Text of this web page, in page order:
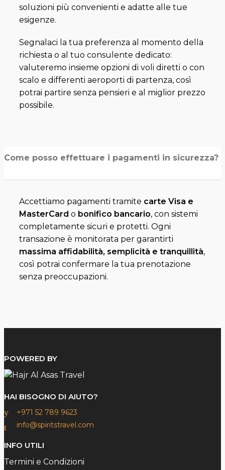
soluzioni più convenienti e adatte alle tue
esigenze.
Segnalaci la tua preferenza al momento della
richiesta o al tuo consulente dedicato:
valuteremo insieme opzioni di voli diretti o con
scalo e differenti aeroporti di partenza, così
potrai partire senza pensieri e al miglior prezzo
possibile.
Come posso effettuare i pagamenti in sicurezza?
Accettiamo pagamenti tramite carte Visa e
MasterCard o bonifico bancario, con sistemi
completamente sicuri e protetti. Ogni
transazione è monitorata per garantirti
massima affidabilità, semplicità e tranquillità,
così potrai confermare la tua prenotazione
senza preoccupazioni.
POWERED BY
HAI BISOGNO DI AIUTO?
+971 52 789 9623
info@spiritstravel.com
INFO UTILI
Termini e Condizioni